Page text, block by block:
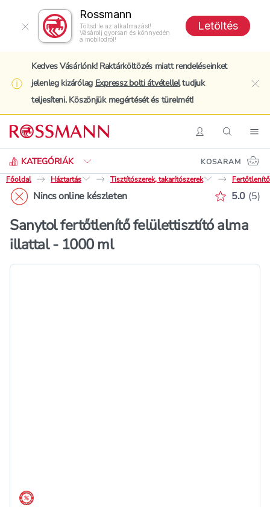
Rossmann
Töltsd le az alkalmazást!
Vásárolj gyorsan és könnyedén
a mobilodról!
Letöltés
Kedves Vásárlónk! Raktárköltözés miatt rendeléseinket
jelenleg kizárólag Expressz bolti átvételleltudjuk
teljesíteni. Köszönjük megértését és türelmét!
BelépésKeresés
KATEGÓRIÁK
Keresés
KOSARAM
Főoldal
Háztartás Tisztítószerek, takarítószerek
Nincs online készleten 5.0 (5)
Sanytol fertőtlenítő felülettisztító alma
illattal - 1000 ml
árréscsökkentés